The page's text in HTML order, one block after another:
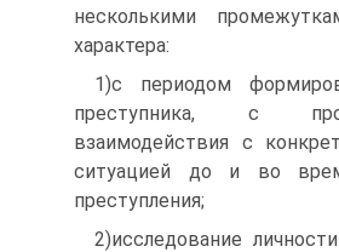
несколькими
характера:
1)с периодом
преступника, с
взаимодействия с
ситуацией до и во
преступления;
2)исследование